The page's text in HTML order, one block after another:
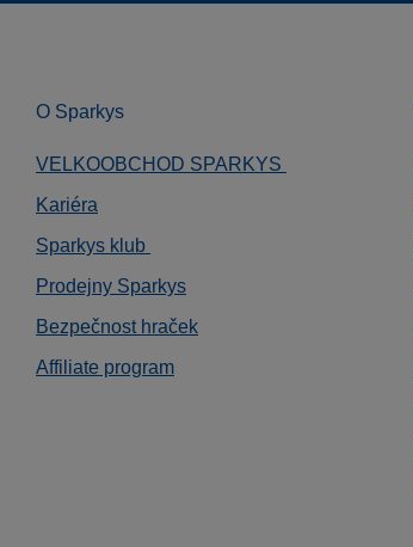
O Sparkys
VELKOOBCHOD SPARKYS
Kariéra
Sparkys klub
Prodejny Sparkys
Bezpečnost hraček
Affiliate program